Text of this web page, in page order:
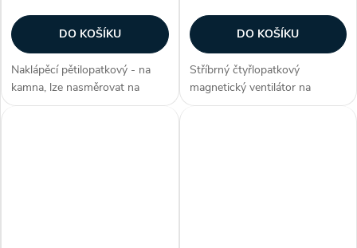
DO KOŠÍKU
Naklápěcí pětilopatkový - na
kamna, lze nasměrovat na
požadované místo, naklopení
DO KOŠÍKU
Stříbrný čtyřlopatkový
magnetický ventilátor na
kouřovod FLAMINGO slouží k